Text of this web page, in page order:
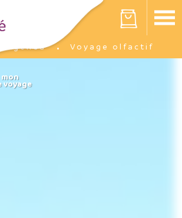
Votre panier est vide
Agenda Voyage olfactif
cookies